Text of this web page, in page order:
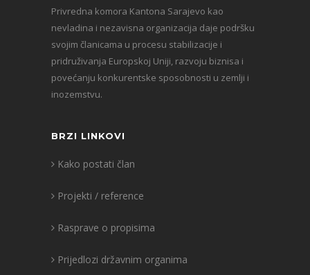
Privredna komora Kantona Sarajevo kao
nevladina i nezavisna organizacija daje podršku
svojim članicama u procesu stabilizacije i
pridruživanja Europskoj Uniji, razvoju biznisa i
povećanju konkurentske sposobnosti u zemlji i
inozemstvu.
BRZI LINKOVI
Kako postati član
Projekti / reference
Rasprave o propisima
Prijedlozi državnim organima